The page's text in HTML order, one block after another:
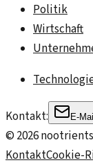
Politik
Wirtschaft
Kontakt: E-
© 2026
KontaktCookie-